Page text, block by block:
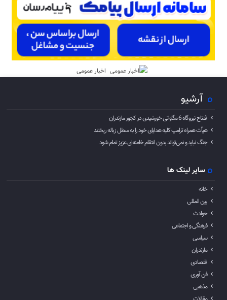
اخبار عمومی
آرشیو
افتتاح نیروگاه 6 مگاواتی خورشیدی در کجور مازندران
هیأت همراه ترامپ کلیه هدایای خود را به سطل زباله ریختند
جنگ نباید و نمی‌تواند بدون انتقام خامنه‌ای عزیز تمام شود
سایر لینک ها
خانه
بین المللی
حوادث
فرهنگی و اجتماعی
سیاسی
مازندران
اقتصادی
فن آوری
مذهبی